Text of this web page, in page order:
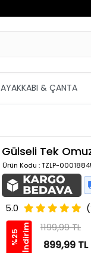
AYAKKABI & ÇANTA
Gülseli Tek
Ürün Kodu : TZLP-
5.0
%
2
5
İ
n
d
i
r
i m 1199,99 TL
899,99 TL